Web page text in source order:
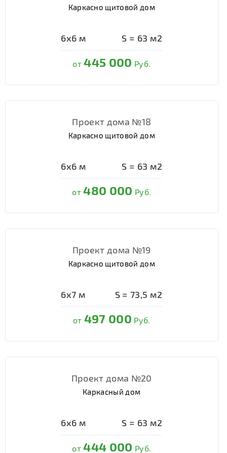
Каркасно щитовой дом
6х6 м S = 63 м2
от445 000 Руб.
Проект дома №18
Каркасно щитовой дом
6х6 м S = 63 м2
от480 000 Руб.
Проект дома №19
Каркасно щитовой дом
6х7 м S = 73,5 м2
от 497 000 Руб.
Проект дома №20
Каркасный дом
6х6 м S = 63 м2
от444 000 Руб.